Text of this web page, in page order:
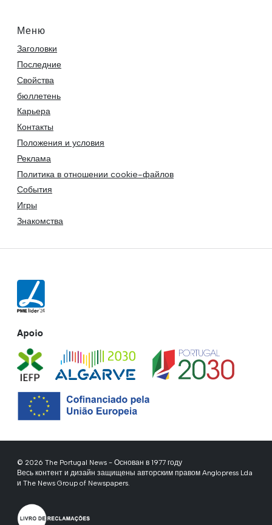
Меню
Заголовки
Последние
Свойства
бюллетень
Карьера
Контакты
Положения и условия
Реклама
Политика в отношении cookie-файлов
События
Игры
Знакомства
Apoio
© 2026 The Portugal News - Основан в 1977 году
Весь контент и дизайн защищены авторским правом Anglopress Lda
и The News Group of Newspapers.